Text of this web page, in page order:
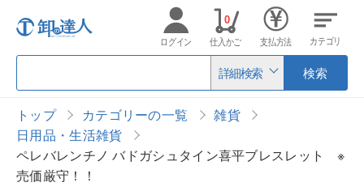
詳細検索 検索
ログイン 仕入かご
0
支払方法 カテゴリ
トップ カテゴリーの一覧
雑貨
日用品・生活雑貨
ペレバレンチノ バドガシュタイン喜平ブレスレット ※
売価厳守！！